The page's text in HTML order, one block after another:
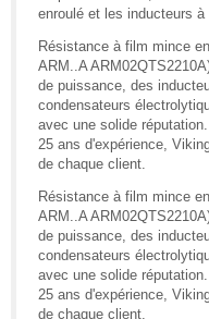
enroulé et les inducteurs à
Résistance à film mince
ARM..A
de puissance, des
condensateurs
avec une solide
25 ans d'expérience,
de chaque client.
Résistance à film mince
ARM..A
de puissance, des
condensateurs
avec une solide
25 ans d'expérience,
de chaque client.